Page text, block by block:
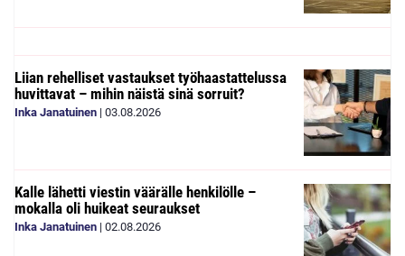
Liian rehelliset vastaukset työhaastattelussa
huvittavat – mihin näistä sinä sorruit?
Inka Janatuinen | 03.08.2026
Kalle lähetti viestin väärälle henkilölle –
mokalla oli huikeat seuraukset
Inka Janatuinen | 02.08.2026